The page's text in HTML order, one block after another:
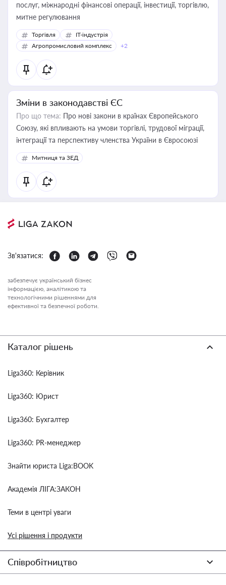
послуг, міжнародні фінансові операції, інвестиції, торгівлю,
митне регулювання
Торгівля
IT-індустрія
Агропромисловий комплекс
+2
Зміни в законодавстві ЄС
Про що тема: Про нові закони в країнах Європейського
Союзу, які впливають на умови торгівлі, трудової міграції,
інтеграції та перспективу членства України в Євросоюзі
Митниця та ЗЕД
Зв'язатися:
забезпечує український бізнес
інформацією, аналітикою та
технологічними рішеннями для
ефективної та безпечної роботи.
Каталог рішень
Liga360: Керівник
Liga360: Юрист
Liga360: Бухгалтер
Liga360: PR-менеджер
Знайти юриста Liga:BOOK
Академія ЛІГА:ЗАКОН
Теми в центрі уваги
Усі рішення і продукти
Співробітництво